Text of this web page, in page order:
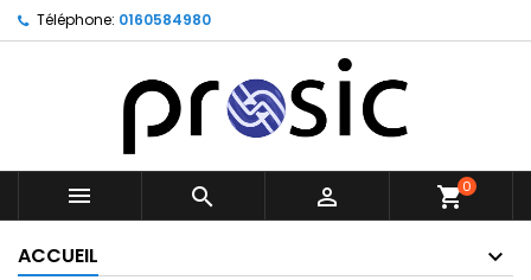
Téléphone: 0160584980
   shopping_cart0
ACCUEIL